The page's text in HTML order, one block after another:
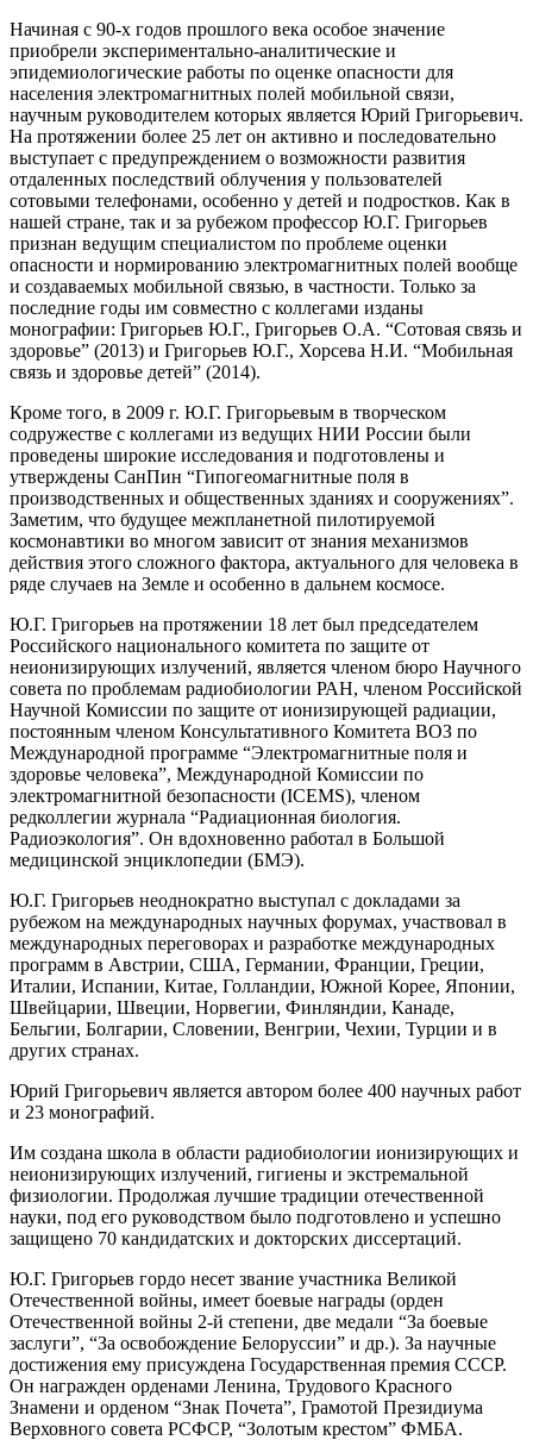
Начиная с 90-х годов прошлого века особое значение
приобрели экспериментально-аналитические и
эпидемиологические работы по оценке опасности для
населения электромагнитных полей мобильной связи,
научным руководителем которых является Юрий Григорьевич.
На протяжении более 25 лет он активно и последовательно
выступает с предупреждением о возможности развития
отдаленных последствий облучения у пользователей
сотовыми телефонами, особенно у детей и подростков. Как в
нашей стране, так и за рубежом профессор Ю.Г. Григорьев
признан ведущим специалистом по проблеме оценки
опасности и нормированию электромагнитных полей вообще
и создаваемых мобильной связью, в частности. Только за
последние годы им совместно с коллегами изданы
монографии: Григорьев Ю.Г., Григорьев О.А. “Сотовая связь и
здоровье” (2013) и Григорьев Ю.Г., Хорсева Н.И. “Мобильная
связь и здоровье детей” (2014).
Кроме того, в 2009 г. Ю.Г. Григорьевым в творческом
содружестве с коллегами из ведущих НИИ России были
проведены широкие исследования и подготовлены и
утверждены СанПин “Гипогеомагнитные поля в
производственных и общественных зданиях и сооружениях”.
Заметим, что будущее межпланетной пилотируемой
космонавтики во многом зависит от знания механизмов
действия этого сложного фактора, актуального для человека в
ряде случаев на Земле и особенно в дальнем космосе.
Ю.Г. Григорьев на протяжении 18 лет был председателем
Российского национального комитета по защите от
неионизирующих излучений, является членом бюро Научного
совета по проблемам радиобиологии РАН, членом Российской
Научной Комиссии по защите от ионизирующей радиации,
постоянным членом Консультативного Комитета ВОЗ по
Международной программе “Электромагнитные поля и
здоровье человека”, Международной Комиссии по
электромагнитной безопасности (ICEMS), членом
редколлегии журнала “Радиационная биология.
Радиоэкология”. Он вдохновенно работал в Большой
медицинской энциклопедии (БМЭ).
Ю.Г. Григорьев неоднократно выступал с докладами за
рубежом на международных научных форумах, участвовал в
международных переговорах и разработке международных
программ в Австрии, США, Германии, Франции, Греции,
Италии, Испании, Китае, Голландии, Южной Корее, Японии,
Швейцарии, Швеции, Норвегии, Финляндии, Канаде,
Бельгии, Болгарии, Словении, Венгрии, Чехии, Турции и в
других странах.
Юрий Григорьевич является автором более 400 научных работ
и 23 монографий.
Им создана школа в области радиобиологии ионизирующих и
неионизирующих излучений, гигиены и экстремальной
физиологии. Продолжая лучшие традиции отечественной
науки, под его руководством было подготовлено и успешно
защищено 70 кандидатских и докторских диссертаций.
Ю.Г. Григорьев гордо несет звание участника Великой
Отечественной войны, имеет боевые награды (орден
Отечественной войны 2-й степени, две медали “За боевые
заслуги”, “За освобождение Белоруссии” и др.). За научные
достижения ему присуждена Государственная премия СССР.
Он награжден орденами Ленина, Трудового Красного
Знамени и орденом “Знак Почета”, Грамотой Президиума
Верховного совета РСФСР, “Золотым крестом” ФМБА.